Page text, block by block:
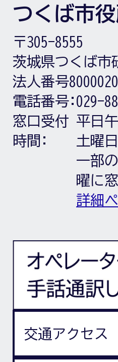
つくば市
〒305-8555
茨城県つくば市
法人番号
電話番号: 029-
窓口受付
時間:
平日
土曜
一部
曜に
詳細
交通アクセス